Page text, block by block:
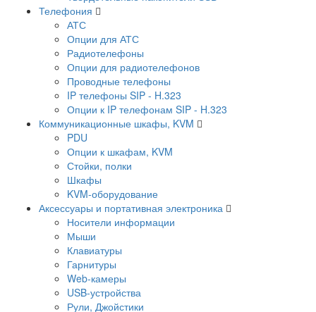
Телефония
АТС
Опции для АТС
Радиотелефоны
Опции для радиотелефонов
Проводные телефоны
IP телефоны SIP - H.323
Опции к IP телефонам SIP - H.323
Коммуникационные шкафы, KVM
PDU
Опции к шкафам, KVM
Стойки, полки
Шкафы
KVM-оборудование
Аксессуары и портативная электроника
Носители информации
Мыши
Клавиатуры
Гарнитуры
Web-камеры
USB-устройства
Рули, Джойстики